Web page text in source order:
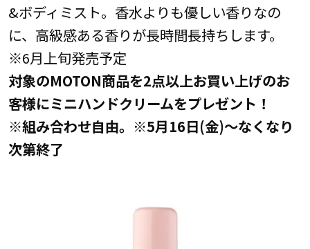
&ボディミスト。香水よりも優しい香りなの
に、高級感ある香りが長時間長持ちします。
※6月上旬発売予定
対象のMOTON商品を2点以上お買い上げのお
客様にミニハンドクリームをプレゼント！
※組み合わせ自由。※5月16日(金)～なくなり
次第終了